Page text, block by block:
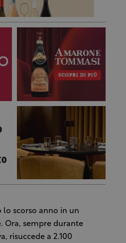
lo scorso anno in un
Ora, sempre durante
risuccede a 2.100